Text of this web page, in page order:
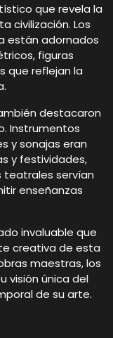
que revela la
civilización. Los
están adornados
figuras
que reflejan la
destacaron
Instrumentos
y sonajas eran
y festividades,
teatrales servían
enseñanzas
invaluable que
creativa de esta
maestras, los
visión única del
de su arte.